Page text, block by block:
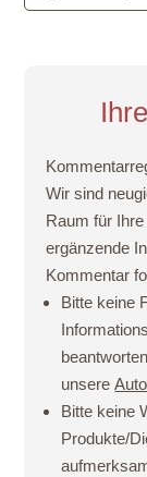
Wir sind
Raum für
ergänzende
Kommentar
Bitte keine
unsere
Bitte keine
Produkte/